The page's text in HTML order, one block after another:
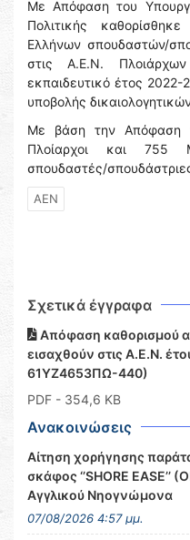
Με Απόφαση του
Πολιτικής
Ελλήνων σπουδαστών/
στις Α.Ε.Ν.
εκπαιδευτικό έτος
υποβολής
Με βάση την Απόφαση
Πλοίαρχοι και 755
σπουδαστές/
ΑΕΝ
Σχετικά έγγραφα
Απόφαση καθορισμού
εισαχθούν στις Α.Ε.Ν.
61ΥΖ4653ΠΩ-440)
PDF - 354,6 KB
Ανακοινώσεις
Αίτηση χορήγησης
σκάφος ‘’SHORE EASE’’
Αγγλικού Νηογνώμονα
07/08/2026 4:57 μμ.